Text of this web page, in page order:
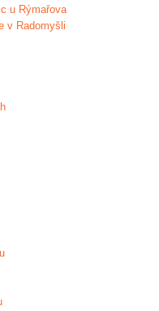
u Rýmařova
v Radomyšli